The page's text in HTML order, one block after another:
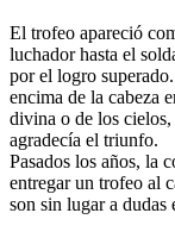
El trofeo apareció
luchador hasta el
por el logro
encima de la cabeza
divina o de los cielos,
agradecía el triunfo.
Pasados los años, la
entregar un trofeo al
son sin lugar a